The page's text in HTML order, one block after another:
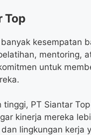
Top
kesempatan
mentoring,
untuk
PT Siantar
kinerja mereka
lingkungan kerja